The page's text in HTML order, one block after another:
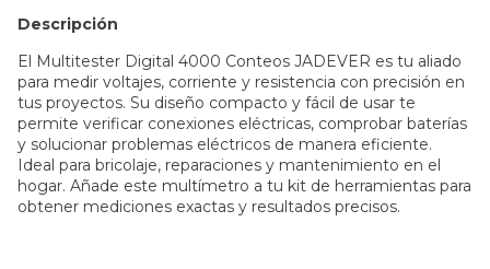
Descripción
El Multitester Digital 4000 Conteos JADEVER es tu aliado
para medir voltajes, corriente y resistencia con precisión en
tus proyectos. Su diseño compacto y fácil de usar te
permite verificar conexiones eléctricas, comprobar baterías
y solucionar problemas eléctricos de manera eficiente.
Ideal para bricolaje, reparaciones y mantenimiento en el
hogar. Añade este multímetro a tu kit de herramientas para
obtener mediciones exactas y resultados precisos.